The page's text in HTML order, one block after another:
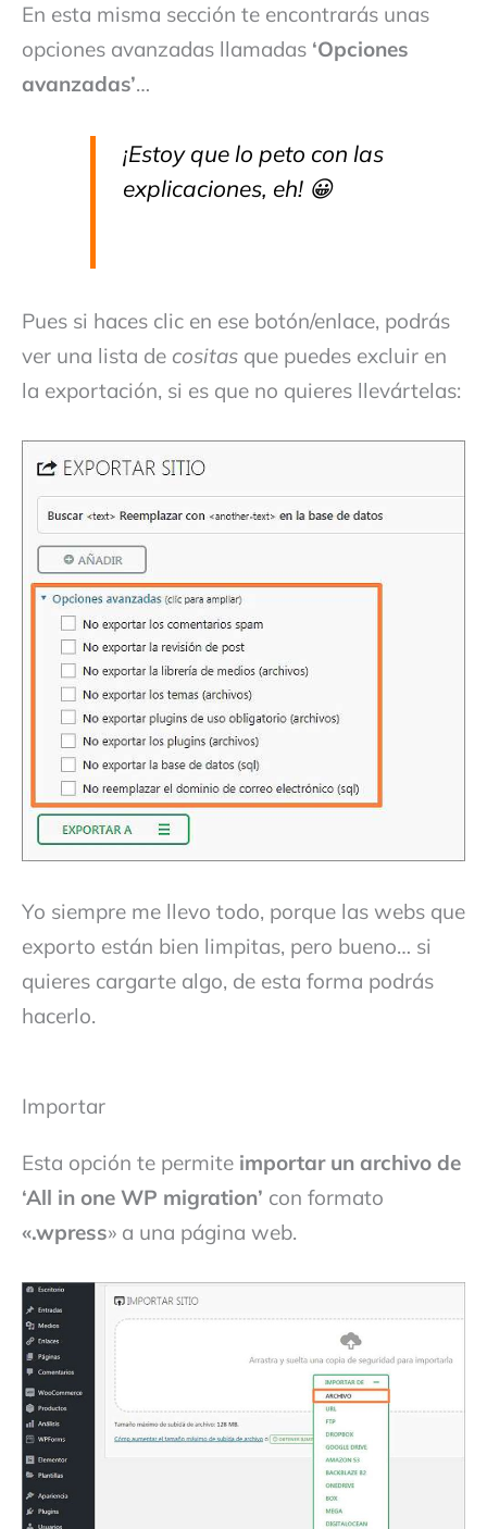
En esta misma sección te encontrarás unas
opciones avanzadas llamadas ‘Opciones
avanzadas’…
¡Estoy que lo peto con las
explicaciones, eh! 😀
Pues si haces clic en ese botón/enlace, podrás
ver una lista de cositas que puedes excluir en
la exportación, si es que no quieres llevártelas:
Yo siempre me llevo todo, porque las webs que
exporto están bien limpitas, pero bueno… si
quieres cargarte algo, de esta forma podrás
hacerlo.
Importar
Esta opción te permite importar un archivo de
‘All in one WP migration’ con formato
«.wpress» a una página web.